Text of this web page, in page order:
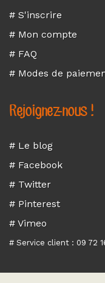
# S'inscrire
# Mon compte
# FAQ
# Modes de
Rejoignez-nous !
# Le blog
# Facebook
# Twitter
# Pinterest
# Vimeo
# Service client : 09 72